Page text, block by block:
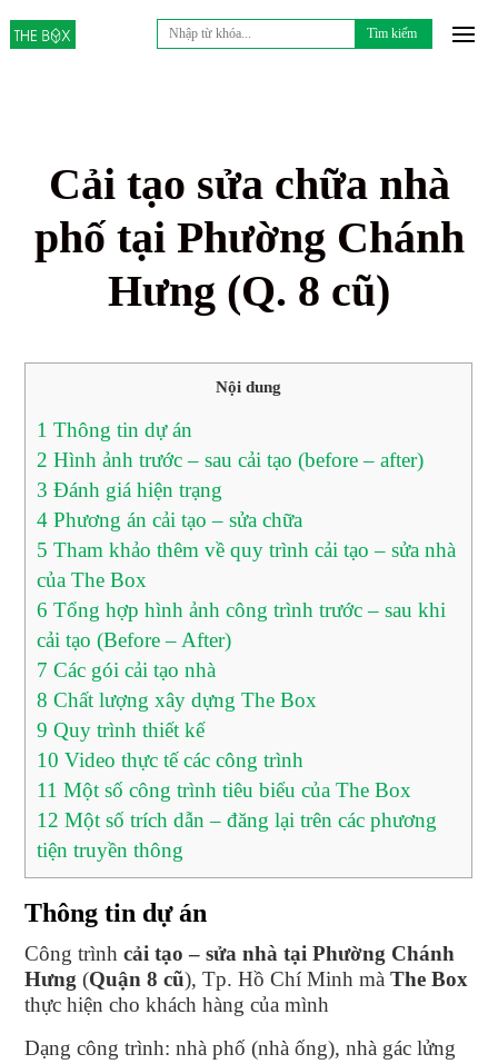
Tìm
kiếm
Cải tạo sửa chữa nhà
phố tại Phường Chánh
Hưng (Q. 8 cũ)
Nội dung
1 Thông tin dự án
2 Hình ảnh trước – sau cải tạo (before – after)
3 Đánh giá hiện trạng
4 Phương án cải tạo – sửa chữa
5 Tham khảo thêm về quy trình cải tạo – sửa nhà
của The Box
6 Tổng hợp hình ảnh công trình trước – sau khi
cải tạo (Before – After)
7 Các gói cải tạo nhà
8 Chất lượng xây dựng The Box
9 Quy trình thiết kế
10 Video thực tế các công trình
11 Một số công trình tiêu biểu của The Box
12 Một số trích dẫn – đăng lại trên các phương
tiện truyền thông
Thông tin dự án
Công trìnhcải tạo – sửa nhà tại Phường Chánh
Hưng(Quận 8 cũ), Tp. Hồ Chí Minh màThe Box
thực hiện cho khách hàng của mình
Dạng công trình: nhà phố (nhà ống), nhà gác lửng